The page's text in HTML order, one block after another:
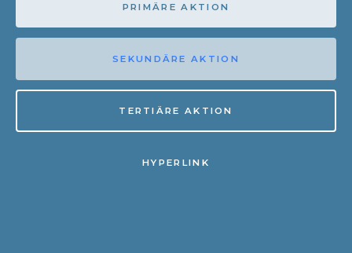
PRIMÄRE AKTION
SEKUNDÄRE AKTION
TERTIÄRE AKTION
HYPERLINK